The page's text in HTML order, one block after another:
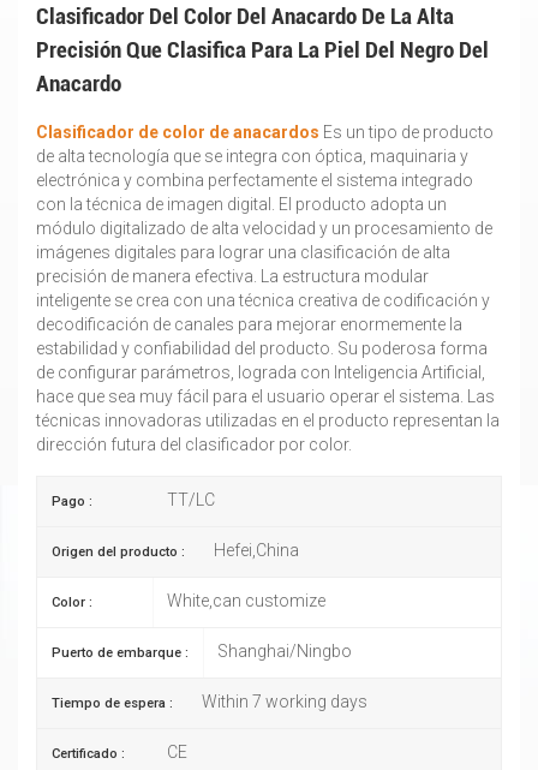
Clasificador Del Color Del Anacardo De La Alta
Precisión Que Clasifica Para La Piel Del Negro Del
Anacardo
Clasificador de color de anacardos Es un tipo de producto
de alta tecnología que se integra con óptica, maquinaria y
electrónica y combina perfectamente el sistema integrado
con la técnica de imagen digital. El producto adopta un
módulo digitalizado de alta velocidad y un procesamiento de
imágenes digitales para lograr una clasificación de alta
precisión de manera efectiva. La estructura modular
inteligente se crea con una técnica creativa de codificación y
decodificación de canales para mejorar enormemente la
estabilidad y confiabilidad del producto. Su poderosa forma
de configurar parámetros, lograda con Inteligencia Artificial,
hace que sea muy fácil para el usuario operar el sistema. Las
técnicas innovadoras utilizadas en el producto representan la
dirección futura del clasificador por color.
Pago : TT/LC
Origen del producto : Hefei,China
Color : White,can customize
Puerto de embarque : Shanghai/Ningbo
Tiempo de espera : Within 7 working days
Certificado : CE